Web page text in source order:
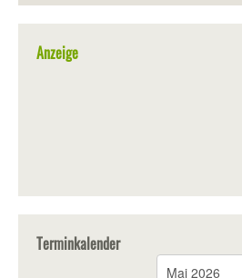
Anzeige
Terminkalender